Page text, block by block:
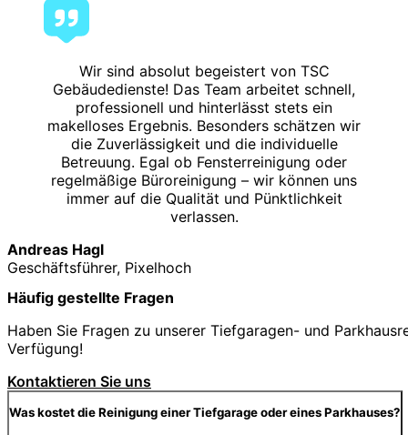
Wir sind absolut begeistert von TSC
Gebäudedienste! Das Team arbeitet schnell,
professionell und hinterlässt stets ein
makelloses Ergebnis. Besonders schätzen wir
die Zuverlässigkeit und die individuelle
Betreuung. Egal ob Fensterreinigung oder
regelmäßige Büroreinigung – wir können uns
immer auf die Qualität und Pünktlichkeit
verlassen.
Andreas Hagl
Geschäftsführer, Pixelhoch
Häufig gestellte Fragen
Haben Sie Fragen zu unserer Tiefgaragen- und
Verfügung!
Kontaktieren Sie uns
Was kostet die Reinigung einer Tiefgarage oder eines Parkhauses?